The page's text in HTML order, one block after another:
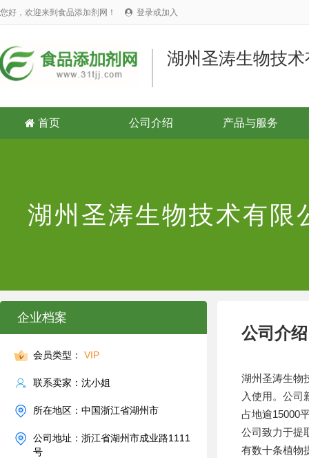
您好，欢迎来到食品添加剂网！  登录或加入
湖州圣涛生物技
 首页 公司介绍 产品与服务
湖州圣涛生物技术有限
企业档案
会员类型： VIP
联系卖家：沈小姐
所在地区：中国浙江省湖州市
公司地址：浙江省湖州市成业路1111
号
公司介绍
湖州圣涛生物
入使用。公司
占地逾15000
公司致力于提
有数十条植物